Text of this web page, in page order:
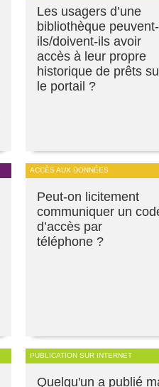
Les usagers d’une
bibliothèque peuvent-
ils/doivent-ils avoir
accès à leur propre
historique de prêts
le portail ?
ACCÈS AUX DONNÉES
Peut-on licitement
communiquer un
d’accès par
téléphone ?
PUBLICATION SUR INTERNET
Quelqu'un a publié